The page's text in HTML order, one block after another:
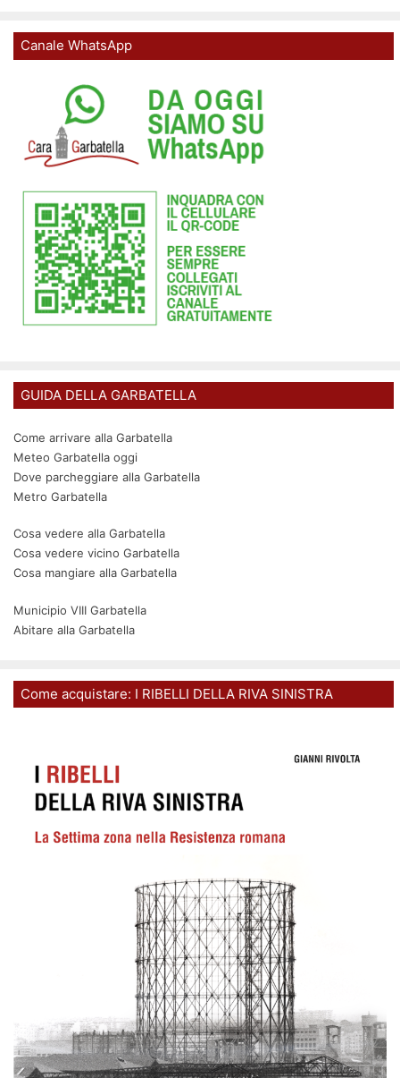
Canale WhatsApp
GUIDA DELLA GARBATELLA
Come arrivare alla Garbatella
Meteo Garbatella oggi
Dove parcheggiare alla Garbatella
Metro Garbatella
Cosa vedere alla Garbatella
Cosa vedere vicino Garbatella
Cosa mangiare alla Garbatella
Municipio VIII Garbatella
Abitare alla Garbatella
Come acquistare: I RIBELLI DELLA RIVA SINISTRA